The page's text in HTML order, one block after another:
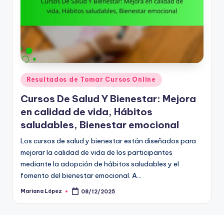
Posted
in
Resultados de Tomar Cursos Online
Cursos De Salud Y Bienestar: Mejora
en calidad de vida, Hábitos
saludables, Bienestar emocional
Los cursos de salud y bienestar están diseñados para
mejorar la calidad de vida de los participantes
mediante la adopción de hábitos saludables y el
fomento del bienestar emocional. A…
Posted
Mariana López 08/12/2025